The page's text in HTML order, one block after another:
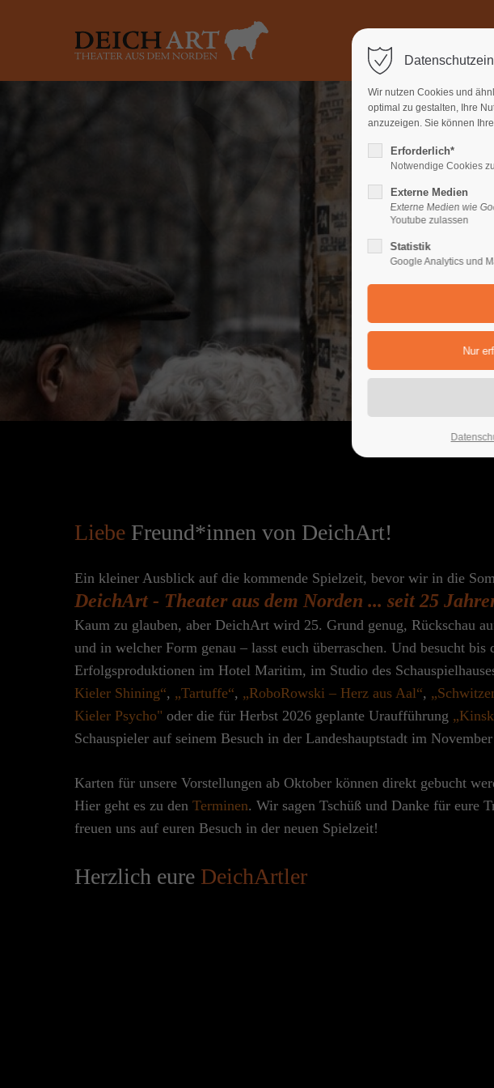
Login Support
Lorem ipsum dolor sit amet:
24h
We offer support for our customers
Mon - Fri 8:00am - 5:00pm
Liebe Freund*innen von DeichArt!
Ein kleiner Ausblick auf die kommende Spielzeit, bevor wir in die
DeichArt - Theater aus dem Norden ... seit 25
Kaum zu glauben, aber DeichArt wird 25. Grund genug, Rückschau
und in welcher Form genau – lasst euch überraschen. Und besucht bis
Erfolgsproduktionen im Hotel Maritim, im Studio des
Kieler Shining“, „Tartuffe“, „RoboRowski – Herz aus Aal“,
Kieler Psycho" oder die für Herbst 2026 geplante Uraufführung
Schauspieler auf seinem Besuch in der Landeshauptstadt im
Karten für unsere Vorstellungen ab Oktober können direkt gebucht
Hier geht es zu den Terminen. Wir sagen Tschüß und Danke für eure
freuen uns auf euren Besuch in der neuen Spielzeit!
Herzlich eure DeichArtler
Wir nutzen Cookies und
optimal zu gestalten, Ihre
anzuzeigen. Sie können
Erforderlich*
Notwendige Cookies
Externe Medien
Externe Medien wie
Youtube zulassen
Statistik
Google Analytics und